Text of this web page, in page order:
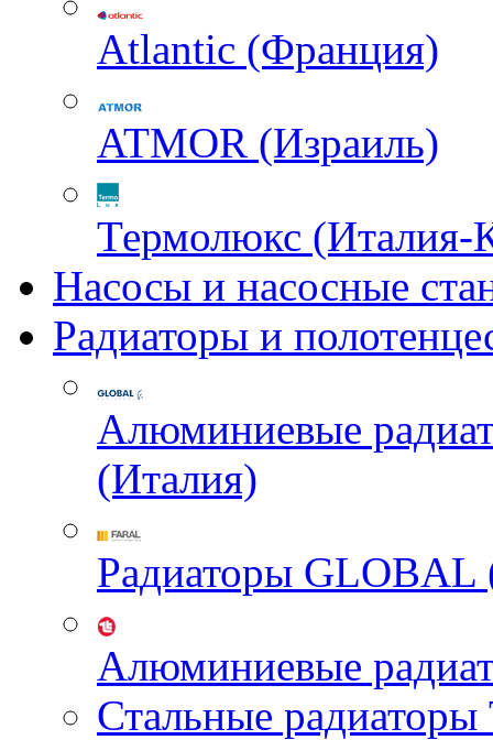
Atlantic (Франция)
ATMOR (Израиль)
Термолюкс (Италия-
Насосы и насосные
Радиаторы и
Алюминиевые
(Италия)
Радиаторы GLOBAL
Алюминиевые
Стальные